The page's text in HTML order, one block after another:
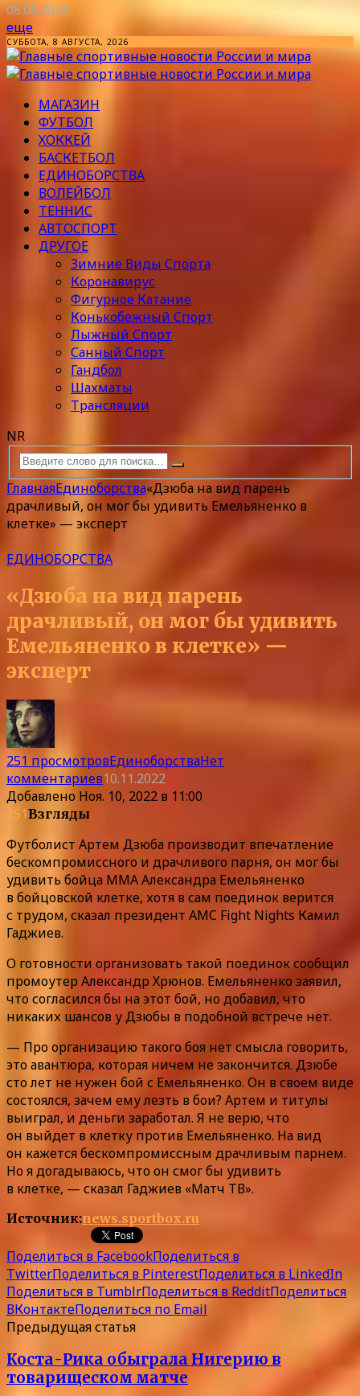
08.08.2026
еще
СУББОТА, 8 АВГУСТА, 2026
МАГАЗИН
ФУТБОЛ
ХОККЕЙ
БАСКЕТБОЛ
ЕДИНОБОРСТВА
ВОЛЕЙБОЛ
ТЕННИС
АВТОСПОРТ
ДРУГОЕ
Зимние Виды Спорта
Коронавирус
Фигурное Катание
Конькобежный Спорт
Лыжный Спорт
Санный Спорт
Гандбол
Шахматы
Трансляции
NR
ГлавнаяЕдиноборства«Дзюба на вид парень
драчливый, он мог бы удивить Емельяненко в
клетке» — эксперт
ЕДИНОБОРСТВА
«Дзюба на вид парень
драчливый, он мог бы удивить
Емельяненко в клетке» —
эксперт
251 просмотровЕдиноборстваНет
комментариев10.11.2022
Добавлено Ноя. 10, 2022 в 11:00
251Взгляды
Футболист Артем Дзюба производит впечатление
бескомпромиссного и драчливого парня, он мог бы
удивить бойца ММА Александра Емельяненко
в бойцовской клетке, хотя в сам поединок верится
с трудом, сказал президент AMC Fight Nights Камил
Гаджиев.
О готовности организовать такой поединок сообщил
промоутер Александр Хрюнов. Емельяненко заявил,
что согласился бы на этот бой, но добавил, что
никаких шансов у Дзюбы в подобной встрече нет.
— Про организацию такого боя нет смысла говорить,
это авантюра, которая ничем не закончится. Дзюбе
сто лет не нужен бой с Емельяненко. Он в своем виде
состоялся, зачем ему лезть в бои? Артем и титулы
выиграл, и деньги заработал. Я не верю, что
он выйдет в клетку против Емельяненко. На вид
он кажется бескомпромиссным драчливым парнем.
Но я догадываюсь, что он смог бы удивить
в клетке, — сказал Гаджиев «Матч ТВ».
Источник:news.sportbox.ru
Поделиться в FacebookПоделиться в
TwitterПоделиться в PinterestПоделиться в LinkedIn
Поделиться в TumblrПоделиться в RedditПоделиться
ВКонтактеПоделиться по Email
Предыдущая статья
Коста-Рика обыграла Нигерию в
товарищеском матче